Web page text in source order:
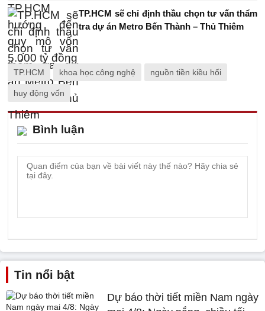
TP.HCM sẽ chỉ định thầu chọn tư vấn thẩm
tra dự án Metro Bến Thành – Thủ Thiêm
TP.HCM khoa học công nghệ nguồn tiền kiều hối
huy động vốn
Bình luận
Tin nổi bật
Dự báo thời tiết miền Nam ngày